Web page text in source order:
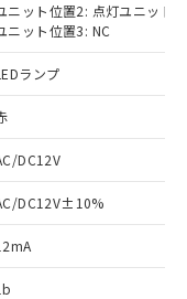
ニット位置2: 点灯ユニット
ニット位置3: NC
ランプ
DC12V
DC12V±10%
物質）の
な商品で